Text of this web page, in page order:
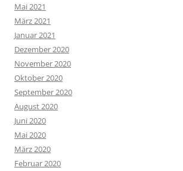
Mai 2021
März 2021
Januar 2021
Dezember 2020
November 2020
Oktober 2020
September 2020
August 2020
Juni 2020
Mai 2020
März 2020
Februar 2020